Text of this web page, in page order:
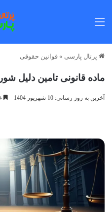
پرتال پارسی » قوانین حقوقی
ماده قانونی تامین دلیل
آخرین به روز رسانی: 10 شهریور 1404